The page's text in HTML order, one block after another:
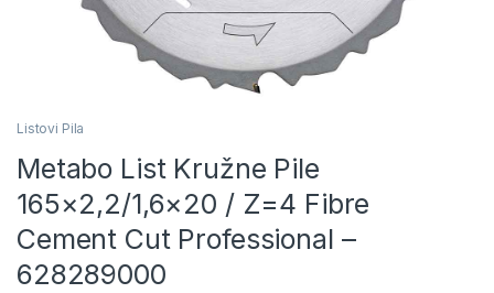
Listovi Pila
Metabo List Kružne Pile
165×2,2/1,6×20 / Z=4 Fibre
Cement Cut Professional –
628289000